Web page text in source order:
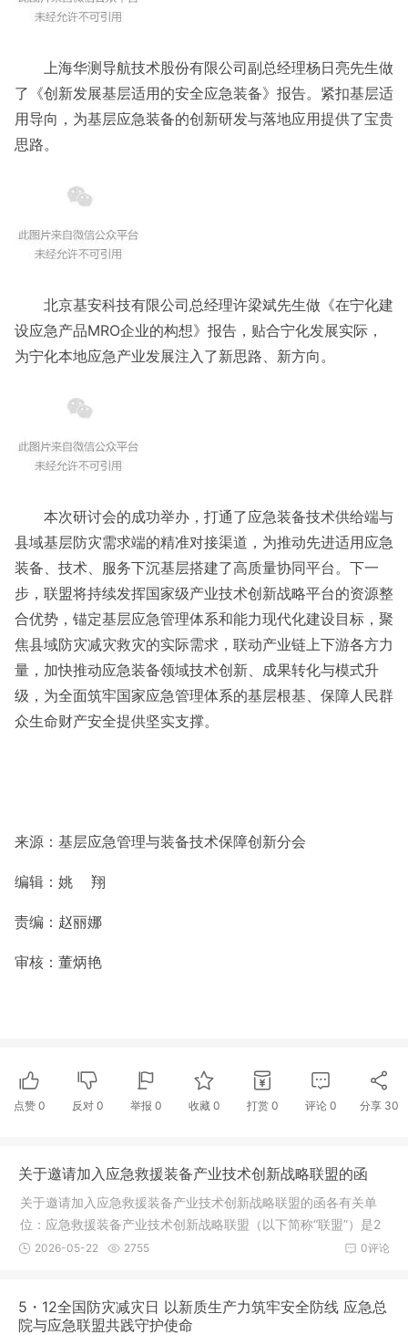
上海华测导航技术股份有限公司副总经理杨日亮先生做
了《创新发展基层适用的安全应急装备》报告。紧扣基层适
用导向，为基层应急装备的创新研发与落地应用提供了宝贵
思路。
北京基安科技有限公司总经理许梁斌先生做《在宁化建
设应急产品MRO企业的构想》报告，贴合宁化发展实际，
为宁化本地应急产业发展注入了新思路、新方向。
本次研讨会的成功举办，打通了应急装备技术供给端与
县域基层防灾需求端的精准对接渠道，为推动先进适用应急
装备、技术、服务下沉基层搭建了高质量协同平台。下一
步，联盟将持续发挥国家级产业技术创新战略平台的资源整
合优势，锚定基层应急管理体系和能力现代化建设目标，聚
焦县域防灾减灾救灾的实际需求，联动产业链上下游各方力
量，加快推动应急装备领域技术创新、成果转化与模式升
级，为全面筑牢国家应急管理体系的基层根基、保障人民群
众生命财产安全提供坚实支撑。
来源：基层应急管理与装备技术保障创新分会
编辑：姚 翔
责编：赵丽娜
审核：董炳艳
点赞 0 反对 0 举报 0 收藏 0 打赏 0 评论 0 分享 30
关于邀请加入应急救援装备产业技术创新战略联盟的函
关于邀请加入应急救援装备产业技术创新战略联盟的函各有关单
位：应急救援装备产业技术创新战略联盟（以下简称“联盟”）是2
011年
0评论
2026-05-22 2755
5・12全国防灾减灾日 以新质生产力筑牢安全防线 应急总
院与应急联盟共践守护使命